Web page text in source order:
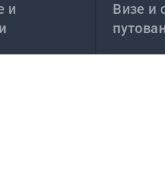
и
Визе и